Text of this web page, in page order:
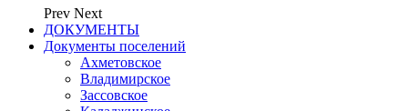
Prev Next
ДОКУМЕНТЫ
Документы поселений
Ахметовское
Владимирское
Зассовское